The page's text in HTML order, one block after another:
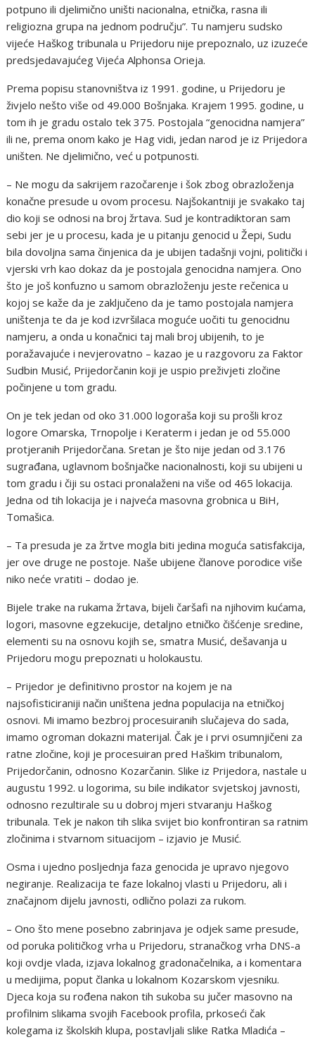
potpuno ili djelimično uništi nacionalna, etnička, rasna ili
religiozna grupa na jednom području”. Tu namjeru sudsko
vijeće Haškog tribunala u Prijedoru nije prepoznalo, uz izuzeće
predsjedavajućeg Vijeća Alphonsa Orieja.
Prema popisu stanovništva iz 1991. godine, u Prijedoru je
živjelo nešto više od 49.000 Bošnjaka. Krajem 1995. godine, u
tom ih je gradu ostalo tek 375. Postojala “genocidna namjera”
ili ne, prema onom kako je Hag vidi, jedan narod je iz Prijedora
uništen. Ne djelimično, već u potpunosti.
– Ne mogu da sakrijem razočarenje i šok zbog obrazloženja
konačne presude u ovom procesu. Najšokantniji je svakako taj
dio koji se odnosi na broj žrtava. Sud je kontradiktoran sam
sebi jer je u procesu, kada je u pitanju genocid u Žepi, Sudu
bila dovoljna sama činjenica da je ubijen tadašnji vojni, politički i
vjerski vrh kao dokaz da je postojala genocidna namjera. Ono
što je još konfuzno u samom obrazloženju jeste rečenica u
kojoj se kaže da je zaključeno da je tamo postojala namjera
uništenja te da je kod izvršilaca moguće uočiti tu genocidnu
namjeru, a onda u konačnici taj mali broj ubijenih, to je
poražavajuće i nevjerovatno – kazao je u razgovoru za Faktor
Sudbin Musić, Prijedorčanin koji je uspio preživjeti zločine
počinjene u tom gradu.
On je tek jedan od oko 31.000 logoraša koji su prošli kroz
logore Omarska, Trnopolje i Keraterm i jedan je od 55.000
protjeranih Prijedorčana. Sretan je što nije jedan od 3.176
sugrađana, uglavnom bošnjačke nacionalnosti, koji su ubijeni u
tom gradu i čiji su ostaci pronalaženi na više od 465 lokacija.
Jedna od tih lokacija je i najveća masovna grobnica u BiH,
Tomašica.
– Ta presuda je za žrtve mogla biti jedina moguća satisfakcija,
jer ove druge ne postoje. Naše ubijene članove porodice više
niko neće vratiti – dodao je.
Bijele trake na rukama žrtava, bijeli čaršafi na njihovim kućama,
logori, masovne egzekucije, detaljno etničko čišćenje sredine,
elementi su na osnovu kojih se, smatra Musić, dešavanja u
Prijedoru mogu prepoznati u holokaustu.
– Prijedor je definitivno prostor na kojem je na
najsofisticiraniji način uništena jedna populacija na etničkoj
osnovi. Mi imamo bezbroj procesuiranih slučajeva do sada,
imamo ogroman dokazni materijal. Čak je i prvi osumnjičeni za
ratne zločine, koji je procesuiran pred Haškim tribunalom,
Prijedorčanin, odnosno Kozarčanin. Slike iz Prijedora, nastale u
augustu 1992. u logorima, su bile indikator svjetskoj javnosti,
odnosno rezultirale su u dobroj mjeri stvaranju Haškog
tribunala. Tek je nakon tih slika svijet bio konfrontiran sa ratnim
zločinima i stvarnom situacijom – izjavio je Musić.
Osma i ujedno posljednja faza genocida je upravo njegovo
negiranje. Realizacija te faze lokalnoj vlasti u Prijedoru, ali i
značajnom dijelu javnosti, odlično polazi za rukom.
– Ono što mene posebno zabrinjava je odjek same presude,
od poruka političkog vrha u Prijedoru, stranačkog vrha DNS-a
koji ovdje vlada, izjava lokalnog gradonačelnika, a i komentara
u medijima, poput članka u lokalnom Kozarskom vjesniku.
Djeca koja su rođena nakon tih sukoba su jučer masovno na
profilnim slikama svojih Facebook profila, prkoseći čak
kolegama iz školskih klupa, postavljali slike Ratka Mladića –